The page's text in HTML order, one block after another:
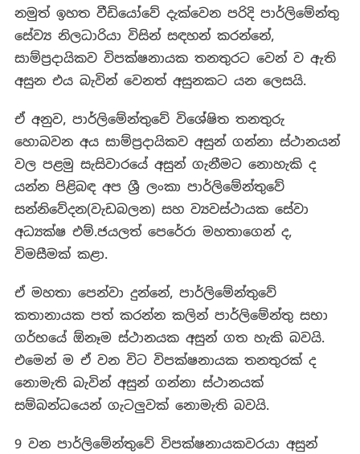
නමුත් ඉහත වීඩියෝවේ දැක්වෙන පරිදි පාර්ලිමේන්තු
සේව්‍ය නිලධාරියා විසින් සඳහන් කරන්නේ,
සාම්ප්‍රදායිකව විපක්ෂනායක තනතුරට වෙන් ව ඇති
අසුන එය බැවින් වෙනත් අසුනකට යන ලෙසයි.
ඒ අනුව, පාර්ලිමේන්තුවේ විශේෂිත තනතුරු
හොබවන අය සාම්ප්‍රදායිකව අසුන් ගන්නා ස්ථානයන්
වල පළමු සැසිවාරයේ අසුන් ගැනීමට නොහැකි ද
යන්න පිළිබඳ අප ශ්‍රී ලංකා පාර්ලිමේන්තුවේ
සන්නිවේදන(වැඩබලන) සහ ව්‍යවස්ථායක සේවා
අධ්‍යක්ෂ එම්.ජයලත් පෙරේරා මහතා‍ගෙන් ද,
විමසීමක් කළා.
ඒ මහතා පෙන්වා දුන්නේ, පාර්ලිමේන්තුවේ
කතානායක පත් කරන්න කලින් පාර්ලිමේන්තු සභා
ගර්භයේ ඕනෑම ස්ථානයක අසුන් ගත හැකි බවයි.
එමෙන් ම ඒ වන විට විපක්ෂනායක තනතුරක් ද
නොමැති බැවින් අසුන් ගන්නා ස්ථානයක්
සම්බන්ධයෙන් ගැටලුවක් නොමැති බවයි.
9 වන පාර්ලිමේන්තුවේ විපක්ෂනායකවරයා අසුන්